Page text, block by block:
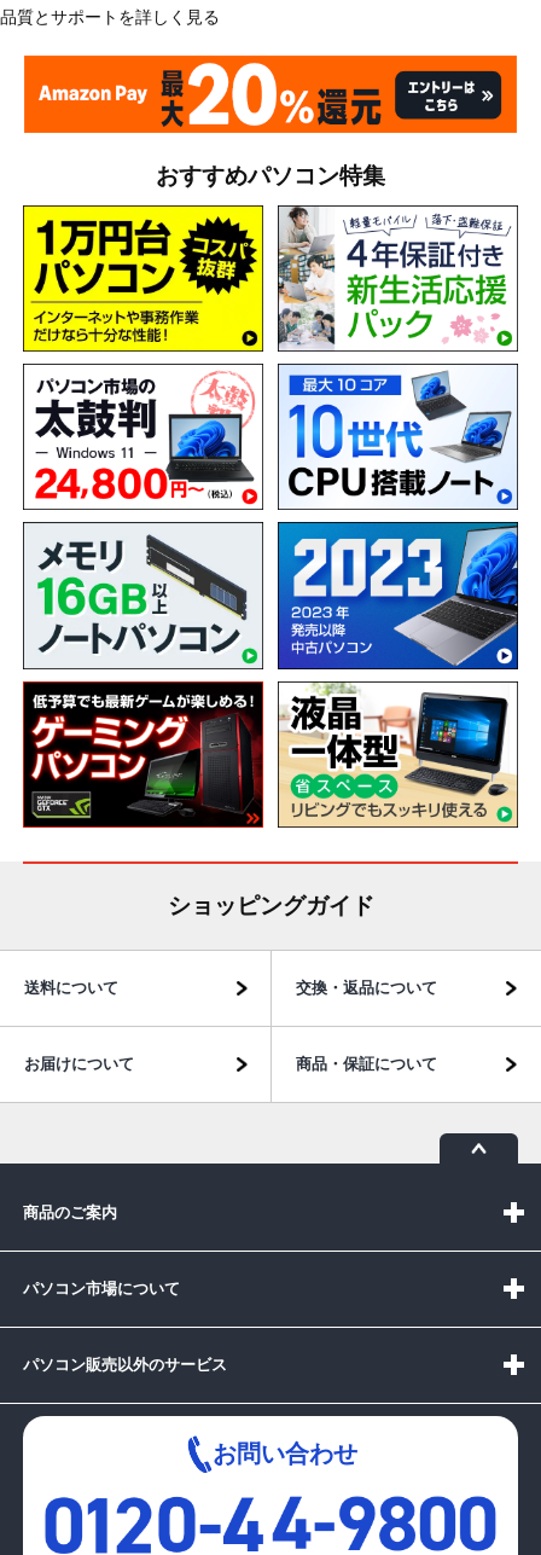
品質とサポートを詳しく見る
おすすめパソコン特集
ショッピングガイド
送料について 交換・返品について
お届けについて 商品・保証について
商品のご案内
パソコン市場について
パソコン販売以外のサービス
お問い合わせ